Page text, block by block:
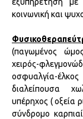
κοινωνική και
(παγωμένος
χειρός-
οσφυαλγία-
διαλείπουσα
υπέρηχος ( οξεία
σύνδρομο